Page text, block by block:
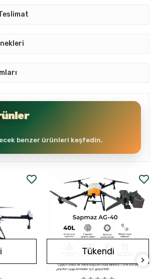
benzer ürünleri keşfedin.
Tükendi